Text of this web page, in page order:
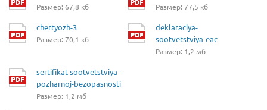
Размер: 67,8 кб
chertyozh-3
Размер: 70,1 кб
Размер: 77,5 кб
deklaraciya-
sootvetstviya-eac
Размер: 1,2 мб
sertifikat-sootvetstviya-
pozharnoj-bezopasnosti
Размер: 1,2 мб